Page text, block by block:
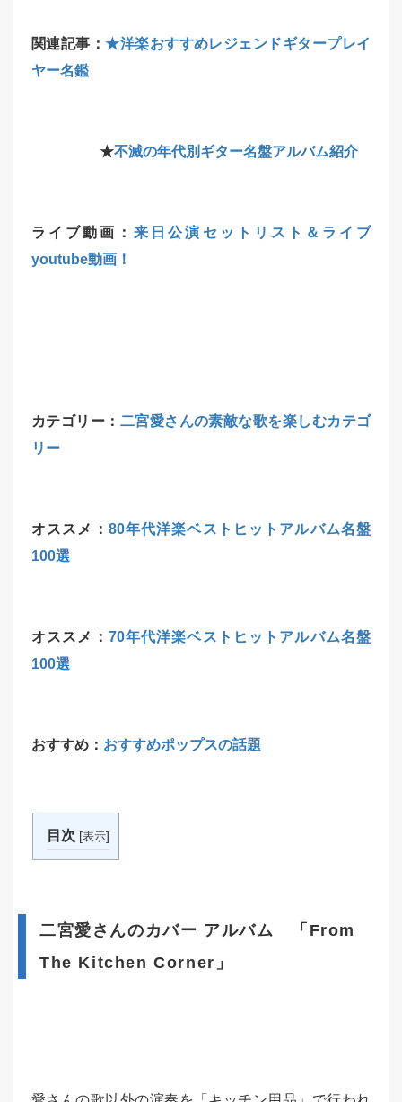
関連記事：★洋楽おすすめレジェンドギタープレイ
ヤー名鑑
★不滅の年代別ギター名盤アルバム紹介
ライブ動画：来日公演セットリスト＆ライブ
youtube動画！
カテゴリー： 二宮愛さんの素敵な歌を楽しむカテゴ
リー
オススメ： 80年代洋楽ベストヒットアルバム名盤
100選
オススメ： 70年代洋楽ベストヒットアルバム名盤
100選
おすすめ： おすすめポップスの話題
目次 [表示]
二宮愛さんのカバー アルバム 「From
The Kitchen Corner」